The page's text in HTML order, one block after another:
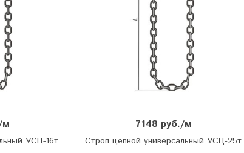
м
УСЦ-16т
7148 руб./м
Строп цепной универсальный УСЦ-25т